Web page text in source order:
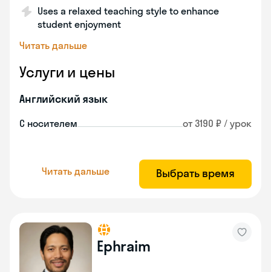
Uses a relaxed teaching style to enhance
student enjoyment
Читать дальше
Услуги и цены
Английский язык
С носителем от 3190 ₽ / урок
Читать дальше Выбрать время
Ephraim